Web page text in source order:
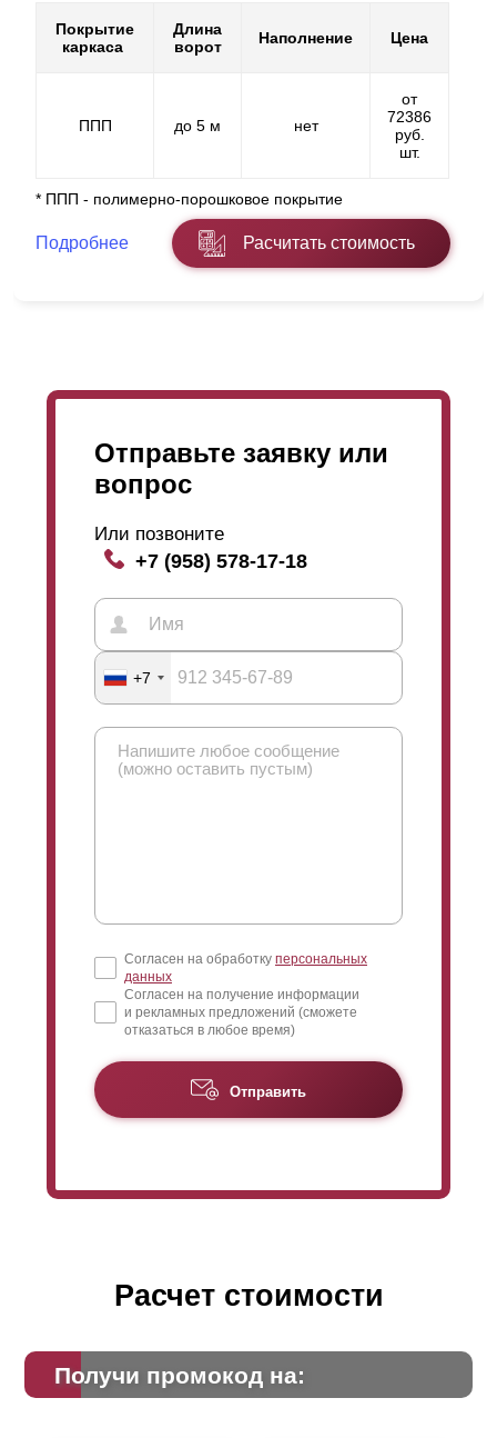
Покрытие
каркаса
Длина
ворот
Наполнение Цена
ППП до 5 м нет
от
72386
руб.
шт.
* ППП - полимерно-порошковое покрытие
Подробнее Расчитать стоимость
Отправьте заявку или
вопрос
Или позвоните
+7 (958) 578-17-18
+7
Согласен на обработку персональных
данных
Согласен на получение информации
и рекламных предложений (сможете
отказаться в любое время)
Отправить
Расчет стоимости
Получи промокод на: